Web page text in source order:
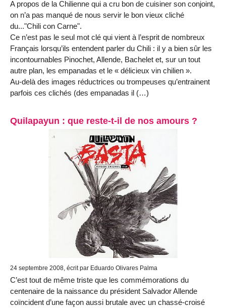
A propos de la Chilienne qui a cru bon de cuisiner son conjoint,
on n’a pas manqué de nous servir le bon vieux cliché
du..."Chili con Carne".
Ce n’est pas le seul mot clé qui vient à l’esprit de nombreux
Français lorsqu’ils entendent parler du Chili : il y a bien sûr les
incontournables Pinochet, Allende, Bachelet et, sur un tout
autre plan, les empanadas et le « délicieux vin chilien ».
Au-delà des images réductrices ou trompeuses qu’entrainent
parfois ces clichés (des empanadas il (…)
Quilapayun : que reste-t-il de nos amours ?
24 septembre 2008, écrit par Eduardo Olivares Palma
C’est tout de même triste que les commémorations du
centenaire de la naissance du président Salvador Allende
coïncident d’une façon aussi brutale avec un chassé-croisé